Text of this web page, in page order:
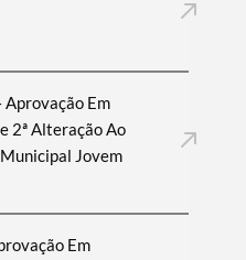
Em
2ª Alteração Ao
Jovem
Em